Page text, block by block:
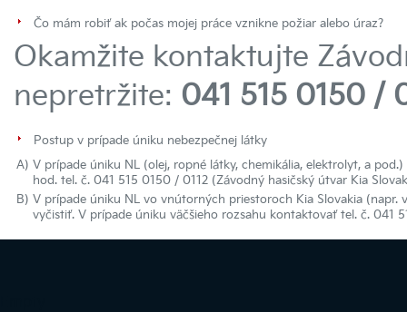
Čo mám robiť ak počas mojej práce vznikne požiar alebo úraz?
Okamžite kontaktujte
nepretržite: 041 515 0150 /
Postup v prípade úniku nebezpečnej látky
A) V prípade úniku NL (olej, ropné látky, chemikália, elektrolyt, a
hod. tel. č. 041 515 0150 / 0112 (Závodný hasičský útvar Kia
B) V prípade úniku NL vo vnútorných priestoroch Kia Slovakia
vyčistiť. V prípade úniku väčšieho rozsahu kontaktovať tel. č. 041